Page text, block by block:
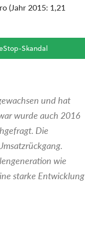
(Jahr 2015: 1,21
Skandal
und hat
wurde auch 2016
Die
wie
starke Entwicklung